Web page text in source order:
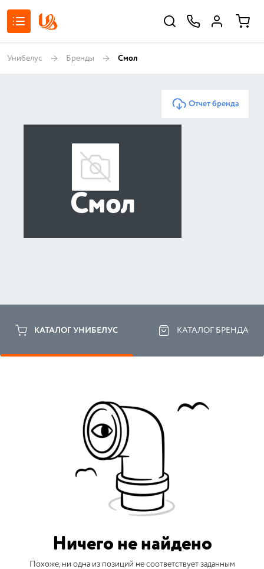
Унибелус Бренды Смол
Отчет бренда
Смол
КАТАЛОГ УНИБЕЛУС КАТАЛОГ БРЕНДА
Ничего не найдено
Похоже, ни одна из позиций не соответствует заданным